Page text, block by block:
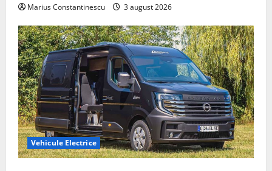
Marius Constantinescu 3 august 2026
Vehicule Electrice